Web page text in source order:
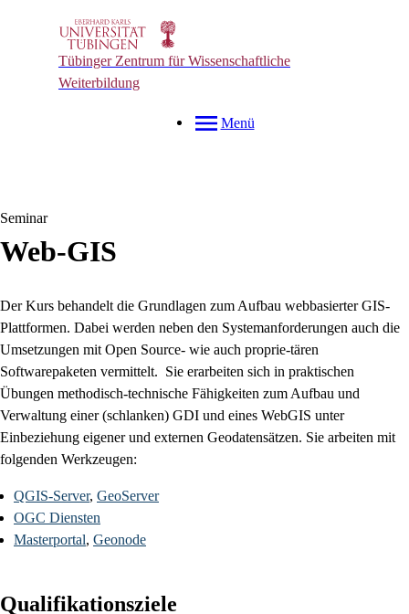
Tübinger Zentrum für Wissenschaftliche
Weiterbildung
Menü
Seminar
Web-GIS
Der Kurs behandelt die Grundlagen zum Aufbau webbasierter GIS-
Plattformen. Dabei werden neben den Systemanforderungen auch die
Umsetzungen mit Open Source- wie auch proprie-tären
Softwarepaketen vermittelt. Sie erarbeiten sich in praktischen
Übungen methodisch-technische Fähigkeiten zum Aufbau und
Verwaltung einer (schlanken) GDI und eines WebGIS unter
Einbeziehung eigener und externen Geodatensätzen. Sie arbeiten mit
folgenden Werkzeugen:
QGIS-Server, GeoServer
OGC Diensten
Masterportal, Geonode
Qualifikationsziele